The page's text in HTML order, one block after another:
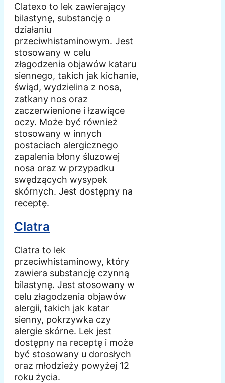
Clatexo to lek zawierający
bilastynę, substancję o
działaniu
przeciwhistaminowym. Jest
stosowany w celu
złagodzenia objawów kataru
siennego, takich jak kichanie,
świąd, wydzielina z nosa,
zatkany nos oraz
zaczerwienione i łzawiące
oczy. Może być również
stosowany w innych
postaciach alergicznego
zapalenia błony śluzowej
nosa oraz w przypadku
swędzących wysypek
skórnych. Jest dostępny na
receptę.
Clatra
Clatra to lek
przeciwhistaminowy, który
zawiera substancję czynną
bilastynę. Jest stosowany w
celu złagodzenia objawów
alergii, takich jak katar
sienny, pokrzywka czy
alergie skórne. Lek jest
dostępny na receptę i może
być stosowany u dorosłych
oraz młodzieży powyżej 12
roku życia.